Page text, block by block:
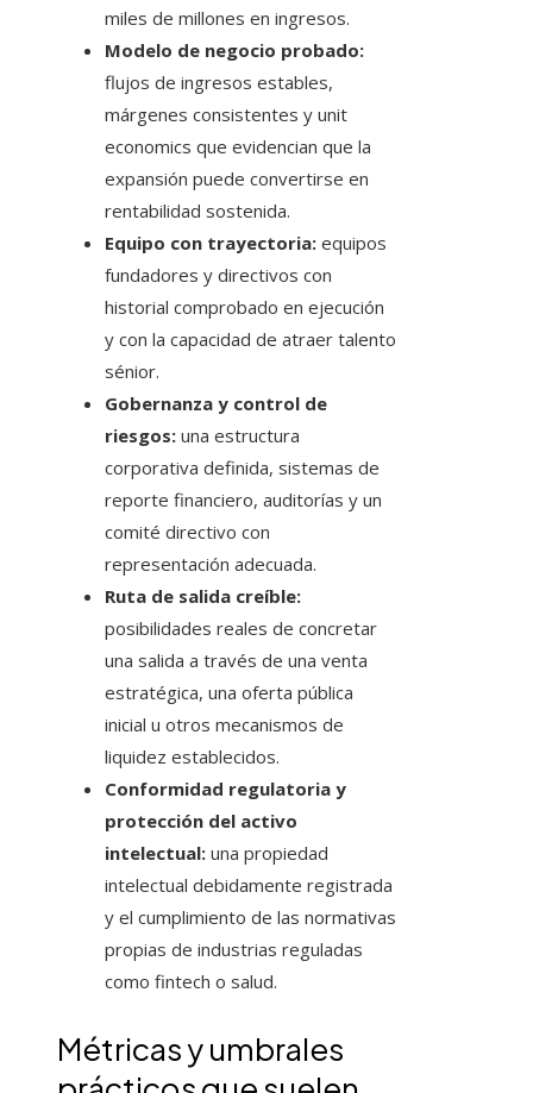
miles de millones en ingresos.
Modelo de negocio probado:
flujos de ingresos estables,
márgenes consistentes y unit
economics que evidencian que la
expansión puede convertirse en
rentabilidad sostenida.
Equipo con trayectoria: equipos
fundadores y directivos con
historial comprobado en ejecución
y con la capacidad de atraer talento
sénior.
Gobernanza y control de
riesgos: una estructura
corporativa definida, sistemas de
reporte financiero, auditorías y un
comité directivo con
representación adecuada.
Ruta de salida creíble:
posibilidades reales de concretar
una salida a través de una venta
estratégica, una oferta pública
inicial u otros mecanismos de
liquidez establecidos.
Conformidad regulatoria y
protección del activo
intelectual: una propiedad
intelectual debidamente registrada
y el cumplimiento de las normativas
propias de industrias reguladas
como fintech o salud.
Métricas y umbrales